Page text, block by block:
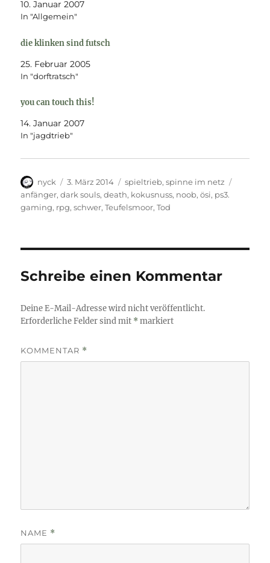
10. Januar 2007
In "Allgemein"
die klinken sind futsch
25. Februar 2005
In "dorftratsch"
you can touch this!
14. Januar 2007
In "jagdtrieb"
Autor
nyck
Veröffentlicht
am
3. März 2014 Kategorien
spieltrieb,spinne im netz
anfänger,dark souls,death, kokusnuss, noob,ösi, ps3.
gaming, rpg,schwer,Teufelsmoor,Tod
Schreibe einen Kommentar
Deine E-Mail-Adresse wird nicht veröffentlicht.
Erforderliche Felder sind mit *markiert
KOMMENTAR *
NAME *